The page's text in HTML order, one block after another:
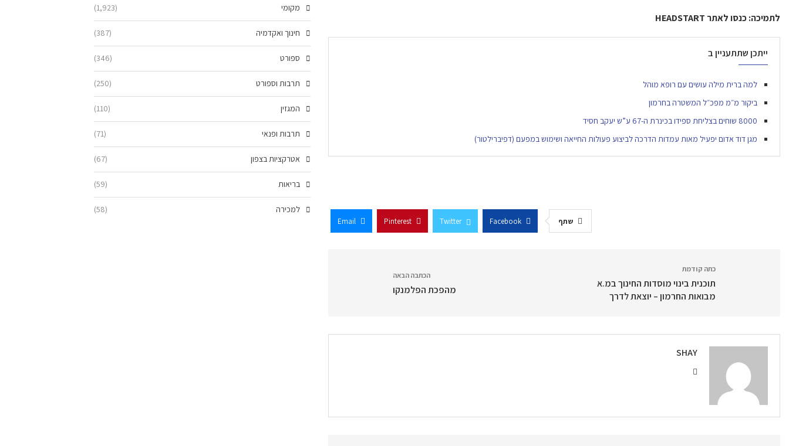
לתמיכה:כנסולאתר
ייתכן שתתעניין ב
למה ברית מילה עושים עם רופא מוהל
ביקור מ״מ מפכ״ל המשטרה בחרמון
8000 שוחים בצליחת ספידו בכינרת ה-67 ע”ש יעקב חסיד
מגן דוד אדום יפעיל מאות עמדות הדרכה לביצוע פעולות החייאה ושימוש במפעם (דפיברילטור)
שתף Facebook
Twitter
Pinterest
Email
כתה קודמת
תוכנית בינוי מוסדות החינוך במ.א
מבואות החרמון – יוצאת לדרך
הכתבה הבאה
מהפכת הפלמנקו
SHAY
מקומי (1,923)
חינוך ואקדמיה (387)
ספורט (346)
תרבות וספורט (250)
המגזין (110)
תרבות ופנאי (71)
אטרקציות בצפון (67)
בריאות (59)
למכירה (58)